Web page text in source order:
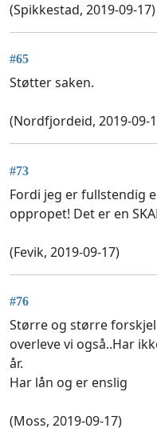
(Spikkestad, 2019-09-17)
#65
Støtter saken.
(Nordfjordeid, 2019-09-
#73
Fordi jeg er fullstendig
oppropet! Det er en
(Fevik, 2019-09-17)
#76
Større og større
overleve vi også..Har
år.
Har lån og er enslig
(Moss, 2019-09-17)